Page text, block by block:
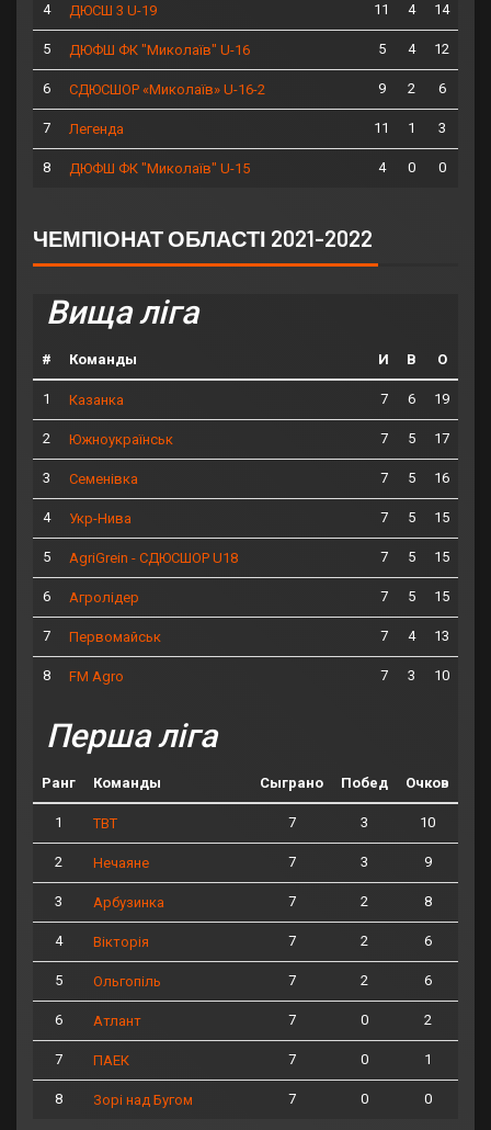
4 ДЮСШ 3 U-19 11 4 14
5 ДЮФШ ФК "Миколаїв" U-16 5 4 12
6 СДЮСШОР «Миколаїв» U-16-2 9 2 6
7 Легенда 11 1 3
8 ДЮФШ ФК "Миколаїв" U-15 4 0 0
ЧЕМПІОНАТ ОБЛАСТІ 2021-2022
Вища ліга
# Команды И В О
1 Казанка 7 6 19
2 Южноукраїнськ 7 5 17
3 Семенівка 7 5 16
4 Укр-Нива 7 5 15
5 AgriGrein - СДЮСШОР U18 7 5 15
6 Агролідер 7 5 15
7 Первомайськ 7 4 13
8 FM Agro 7 3 10
Перша ліга
Ранг Команды Сыграно Побед Очков
1 ТВТ 7 3 10
2 Нечаяне 7 3 9
3 Арбузинка 7 2 8
4 Вікторія 7 2 6
5 Ольгопіль 7 2 6
6 Атлант 7 0 2
7 ПАЕК 7 0 1
8 Зорі над Бугом 7 0 0